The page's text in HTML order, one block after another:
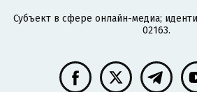
Субъект в сфере онлайн-медиа;
02163.